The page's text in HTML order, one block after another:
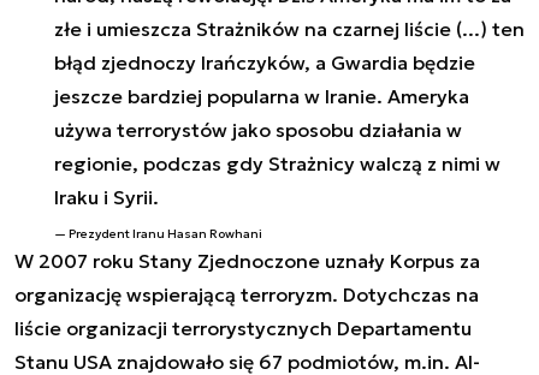
złe i umieszcza Strażników na czarnej liście (...) ten
błąd zjednoczy Irańczyków, a Gwardia będzie
jeszcze bardziej popularna w Iranie. Ameryka
używa terrorystów jako sposobu działania w
regionie, podczas gdy Strażnicy walczą z nimi w
Iraku i Syrii.
Prezydent Iranu Hasan Rowhani
W 2007 roku Stany Zjednoczone uznały Korpus za
organizację wspierającą terroryzm. Dotychczas na
liście organizacji terrorystycznych Departamentu
Stanu USA znajdowało się 67 podmiotów, m.in. Al-